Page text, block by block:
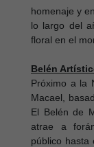
homenaje y
lo largo del
floral en el
Belén
Próximo a la
Macael,
El Belén de
atrae a
público